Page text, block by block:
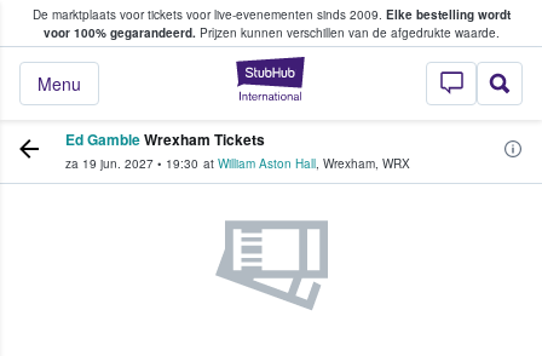
De marktplaats voor tickets voor live-evenementen sinds 2009. Elke bestelling wordt
voor 100% gegarandeerd.Prijzen kunnen verschillen van de afgedrukte waarde.
StubHub: waar
Menu
tickets kopen en verkopen
Ed GambleWrexham Tickets
za 19 jun. 2027 • 19:30 at William Aston Hall, Wrexham, WRX